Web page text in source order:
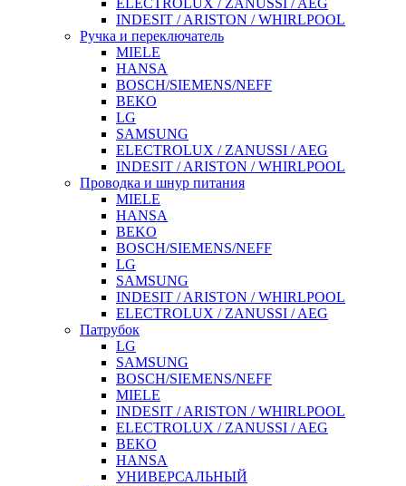
ELECTROLUX / ZANUSSI / AEG
INDESIT / ARISTON / WHIRLPOOL
Ручка и переключатель
MIELE
HANSA
BOSCH/SIEMENS/NEFF
BEKO
LG
SAMSUNG
ELECTROLUX / ZANUSSI / AEG
INDESIT / ARISTON / WHIRLPOOL
Проводка и шнур питания
MIELE
HANSA
BEKO
BOSCH/SIEMENS/NEFF
LG
SAMSUNG
INDESIT / ARISTON / WHIRLPOOL
ELECTROLUX / ZANUSSI / AEG
Патрубок
LG
SAMSUNG
BOSCH/SIEMENS/NEFF
MIELE
INDESIT / ARISTON / WHIRLPOOL
ELECTROLUX / ZANUSSI / AEG
BEKO
HANSA
УНИВЕРСАЛЬНЫЙ